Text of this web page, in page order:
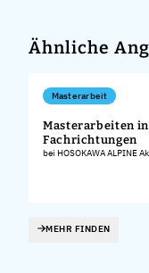
Ähnliche
Masterarbeit
Masterarbeiten
Fachrichtungen
bei HOSOKAWA ALPINE
MEHR FINDEN